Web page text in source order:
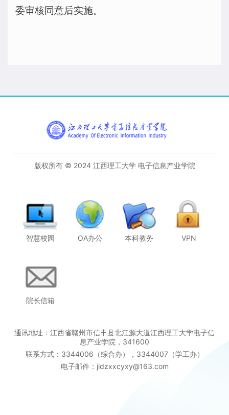
委审核同意后实施。
版权所有 © 2024 江西理工大学 电子信息产业学院
智慧校园 OA办公 本科教务 VPN
院长信箱
通讯地址：江西省赣州市信丰县北江源大道江西理工大学电子信
息产业学院，341600
联系方式：3344006（综合办），3344007（学工办）
电子邮件：jldzxxcyxy@163.com